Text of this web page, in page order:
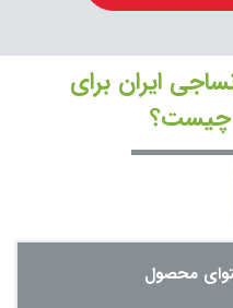
ایران برای
چیست؟
محصول